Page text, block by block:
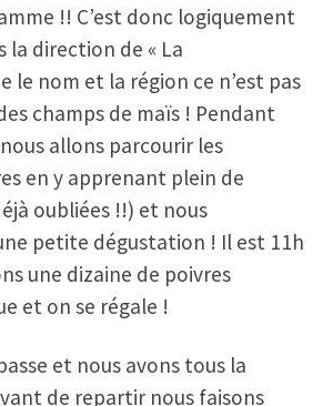
!! C’est donc logiquement
la direction de « La
le nom et la région ce n’est pas
champs de maïs ! Pendant
allons parcourir les
en y apprenant plein de
oubliées !!) et nous
petite dégustation ! Il est 11h
une dizaine de poivres
et on se régale !
et nous avons tous la
de repartir nous faisons